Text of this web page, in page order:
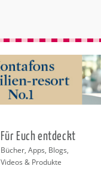
Für Euch entdeckt
Bücher, Apps, Blogs,
Videos & Produkte